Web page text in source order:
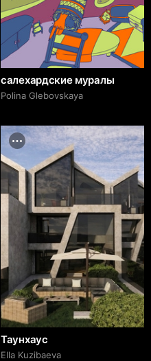
салехардские муралы
Polina Glebovskaya
Таунхаус
Ella Kuzibaeva